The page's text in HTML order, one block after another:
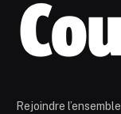
Rejoindre